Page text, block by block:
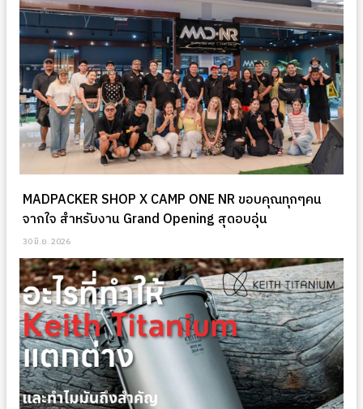
MADPACKER SHOP X CAMP ONE NR ขอบคุณทุกๆคน
จากใจ สำหรับงาน Grand Opening สุดอบอุ่น
30 มิ.ย. 2026